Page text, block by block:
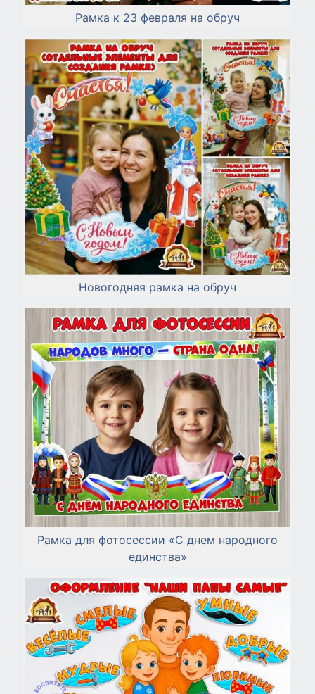
Рамка к 23 февраля на обруч
Новогодняя рамка на обруч
Рамка для фотосессии «С днем народного
единства»